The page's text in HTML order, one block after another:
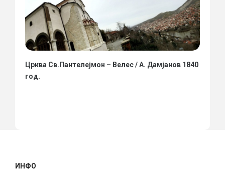
Црква Св.Пантелејмон – Велес / А. Дамјанов 1840
год.
ИНФО